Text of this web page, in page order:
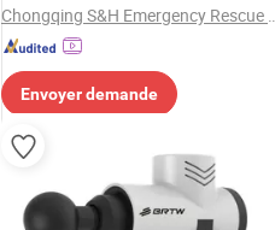
Chongqing S&H
Envoyer demande